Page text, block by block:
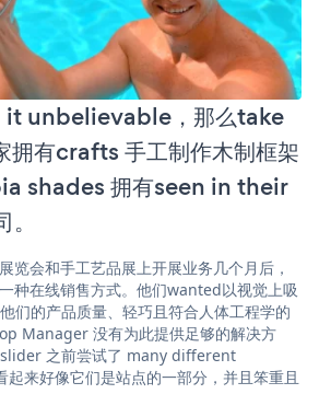
it unbelievable，那么take
有crafts 手工制作木制框架
shades 拥有seen in their
会和手工艺品展上开展业务几个月后，
种在线销售方式。他们wanted以视觉上吸
们的产品质量、轻巧且符合人体工程学的
Manager 没有为此提供足够的解决方
之前尝试了 many different
来好像它们是站点的一部分，并且笨重且